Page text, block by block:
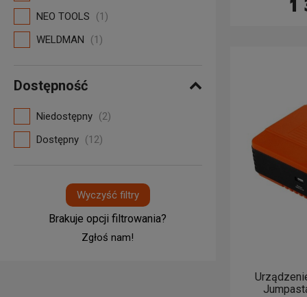
NEO TOOLS
(1)
WELDMAN
(1)
Dostępność
Niedostępny (2)
Dostępny (12)
Wyczyść filtry
Brakuje opcji filtrowania?
Zgłoś nam!